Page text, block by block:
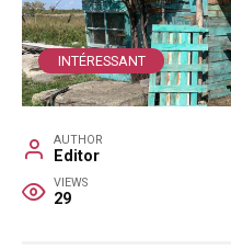
INTÉRESSANT
AUTHOR
Editor
VIEWS
29